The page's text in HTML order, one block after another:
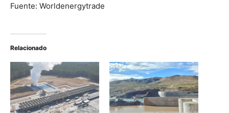
Fuente: Worldenergytrade
Relacionado